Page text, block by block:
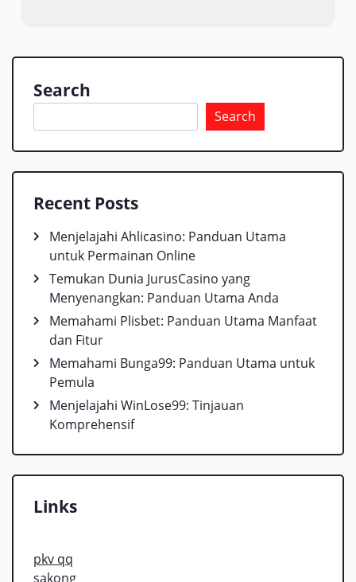
Search
Search
Recent Posts
Menjelajahi Ahlicasino: Panduan Utama
untuk Permainan Online
Temukan Dunia JurusCasino yang
Menyenangkan: Panduan Utama Anda
Memahami Plisbet: Panduan Utama Manfaat
dan Fitur
Memahami Bunga99: Panduan Utama untuk
Pemula
Menjelajahi WinLose99: Tinjauan
Komprehensif
Links
pkv qq
sakong